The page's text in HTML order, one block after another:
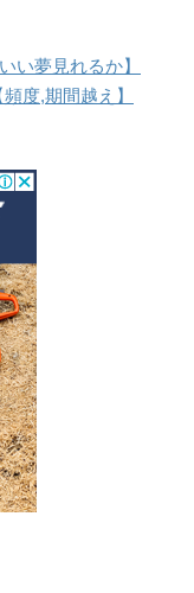
い夢見れるか】
度,期間越え】